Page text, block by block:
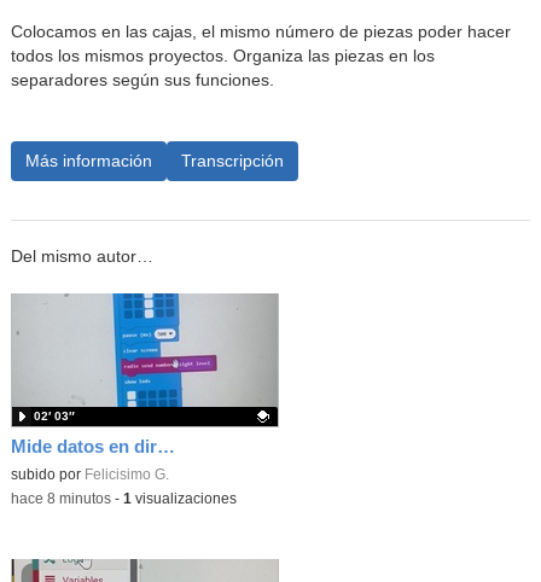
Colocamos en las cajas, el mismo número de piezas poder hacer
todos los mismos proyectos. Organiza las piezas en los
separadores según sus funciones.
Más información Transcripción
Del mismo autor…
Mide datos en directo usando tu placa microbit y programando con MakeCode dos placas conectadas por radio
Contenido educativo.
subido por Felicisimo G.
02′ 03″
-hace 8 minutos- 1 visualizaciones